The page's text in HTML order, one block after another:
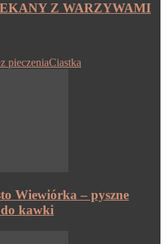
Z WARZYWAMI
pieczeniaCiastka
Wiewiórka – pyszne
do kawki